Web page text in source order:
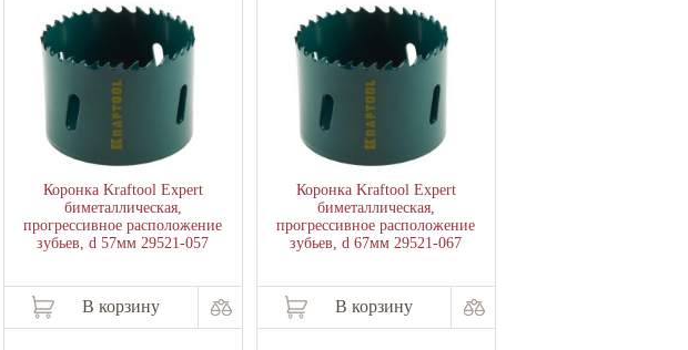
Коронка Kraftool Expert
биметаллическая,
прогрессивное расположение
зубьев, d 57мм 29521-057
В корзину
Коронка Kraftool Expert
биметаллическая,
прогрессивное расположение
зубьев, d 67мм 29521-067
В корзину